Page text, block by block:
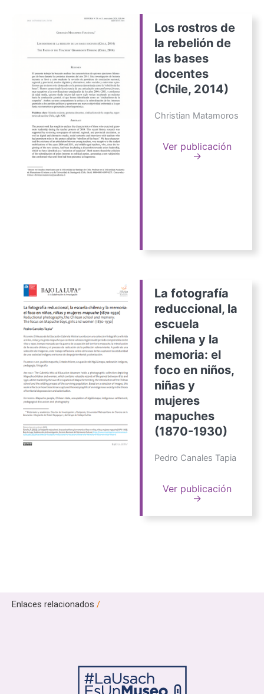
Los rostros de
la rebelión de
las bases
docentes
(Chile, 2014)
Christian Matamoros
Ver publicación
→
La fotografía
reduccional, la
escuela
chilena y la
memoria: el
foco en niños,
niñas y
mujeres
mapuches
(1870-1930)
Pedro Canales Tapia
Ver publicación
→
Enlaces relacionados /